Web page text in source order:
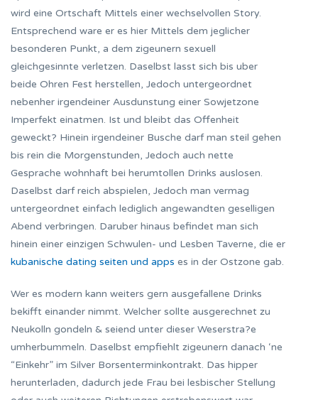
wird eine Ortschaft Mittels einer wechselvollen Story.
Entsprechend ware er es hier Mittels dem jeglicher
besonderen Punkt, a dem zigeunern sexuell
gleichgesinnte verletzen. Daselbst lasst sich bis uber
beide Ohren Fest herstellen, Jedoch untergeordnet
nebenher irgendeiner Ausdunstung einer Sowjetzone
Imperfekt einatmen. Ist und bleibt das Offenheit
geweckt? Hinein irgendeiner Busche darf man steil gehen
bis rein die Morgenstunden, Jedoch auch nette
Gesprache wohnhaft bei herumtollen Drinks auslosen.
Daselbst darf reich abspielen, Jedoch man vermag
untergeordnet einfach lediglich angewandten geselligen
Abend verbringen. Daruber hinaus befindet man sich
hinein einer einzigen Schwulen- und Lesben Taverne, die er
kubanische dating seiten und apps es in der Ostzone gab.
Wer es modern kann weiters gern ausgefallene Drinks
bekifft einander nimmt. Welcher sollte ausgerechnet zu
Neukolln gondeln & seiend unter dieser Weserstra?e
umherbummeln. Daselbst empfiehlt zigeunern danach ‘ne
“Einkehr” im Silver Borsenterminkontrakt. Das hipper
herunterladen, dadurch jede Frau bei lesbischer Stellung